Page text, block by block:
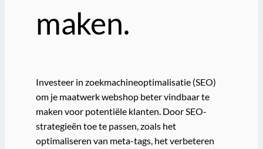
maken.
Investeer in zoekmachineoptimalisatie (SEO)
om je maatwerk webshop beter vindbaar te
maken voor potentiële klanten. Door SEO-
strategieën toe te passen, zoals het
optimaliseren van meta-tags, het verbeteren